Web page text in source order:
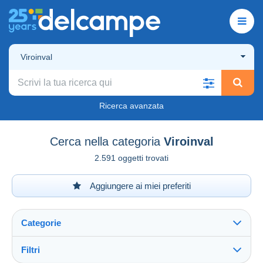
Viroinval
Ricerca avanzata
Cerca nella categoria Viroinval
2.591 oggetti trovati
Aggiungere ai miei preferiti
Categorie
Filtri